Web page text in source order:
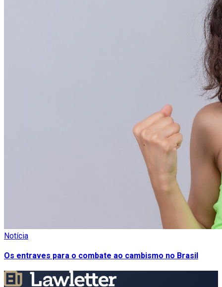
Notícia
Os entraves para o combate ao cambismo no Brasil